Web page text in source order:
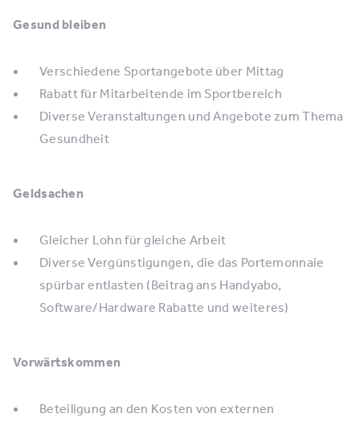
Gesund bleiben
Verschiedene Sportangebote über Mittag
Rabatt für Mitarbeitende im Sportbereich
Diverse Veranstaltungen und Angebote zum Thema
Gesundheit
Geldsachen
Gleicher Lohn für gleiche Arbeit
Diverse Vergünstigungen, die das Portemonnaie
spürbar entlasten (Beitrag ans Handyabo,
Software/Hardware Rabatte und weiteres)
Vorwärtskommen
Beteiligung an den Kosten von externen